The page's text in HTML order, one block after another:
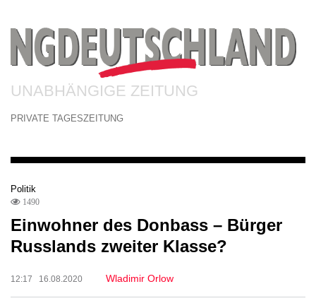
UNABHÄNGIGE ZEITUNG
PRIVATE TAGESZEITUNG
Politik
1490
Einwohner des Donbass – Bürger
Russlands zweiter Klasse?
12:17 16.08.2020 Wladimir Orlow